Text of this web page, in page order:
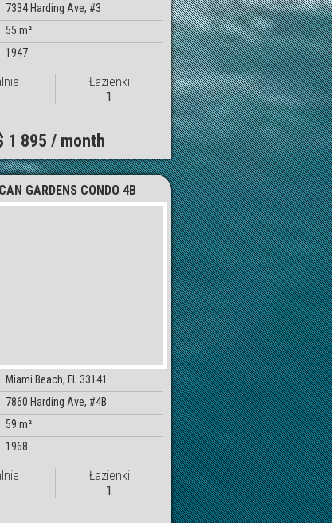
7334 Harding Ave, #3
55 m²
1947
Łazienki
1
1 895 / month
GARDENS CONDO 4B
Miami Beach, FL 33141
7860 Harding Ave, #4B
59 m²
1968
Łazienki
1